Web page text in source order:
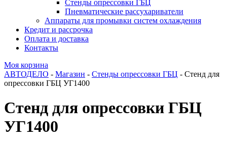
Стенды опрессовки ГБЦ
Пневматические рассухариватели
Аппараты для промывки систем охлаждения
Кредит и рассрочка
Оплата и доставка
Контакты
Моя корзина
АВТОДЕЛО - Магазин - Стенды опрессовки ГБЦ - Стенд для
опрессовки ГБЦ УГ1400
Стенд для опрессовки ГБЦ
УГ1400